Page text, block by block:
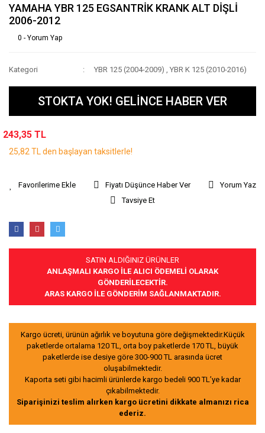
YAMAHA YBR 125 EGSANTRİK KRANK ALT DİŞLİ
2006-2012
0 - Yorum Yap
Kategori YBR 125 (2004-2009) ,YBR K 125 (2010-2016)
STOKTA YOK! GELİNCE HABER VER
243,35 TL
25,82 TL den başlayan taksitlerle!
Fiyatı Düşünce Haber Ver
Yorum Yaz
Tavsiye Et
SATIN ALDIĞINIZ ÜRÜNLER
ANLAŞMALI KARGO İLE ALICI ÖDEMELİ OLARAK
GÖNDERİLECEKTİR.
ARAS KARGO İLE GÖNDERİM SAĞLANMAKTADIR.
Kargo ücreti, ürünün ağırlık ve boyutuna göre değişmektedir.Küçük
paketlerde ortalama 120 TL, orta boy paketlerde 170 TL, büyük
paketlerde ise desiye göre 300-900 TL arasında ücret
oluşabilmektedir.
Kaporta seti gibi hacimli ürünlerde kargo bedeli 900 TL’ye kadar
çıkabilmektedir.
Siparişinizi teslim alırken kargo ücretini dikkate almanızı rica
ederiz.